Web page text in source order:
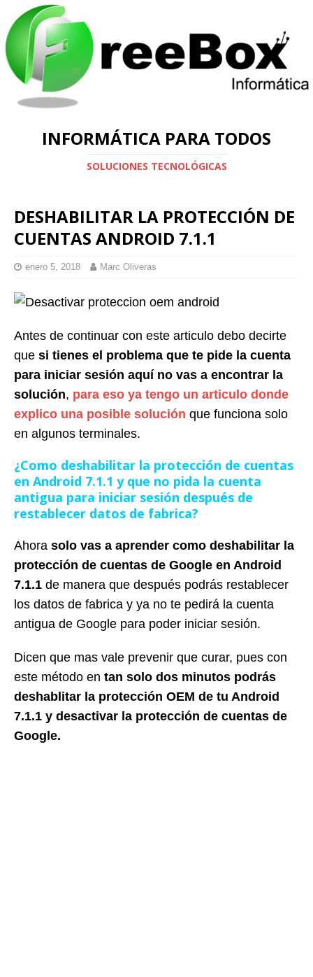
INFORMÁTICA PARA TODOS
SOLUCIONES TECNOLÓGICAS
DESHABILITAR LA PROTECCIÓN DE
CUENTAS ANDROID 7.1.1
enero 5, 2018 Marc Oliveras
Antes de continuar con este articulo debo decirte
que si tienes el problema que te pide la cuenta
para iniciar sesión aquí no vas a encontrar la
solución, para eso ya tengo un articulo donde
explico una posible solución que funciona solo
en algunos terminales.
¿Como deshabilitar la protección de cuentas
en Android 7.1.1 y que no pida la cuenta
antigua para iniciar sesión después de
restablecer datos de fabrica?
Ahora solo vas a aprender como deshabilitar la
protección de cuentas de Google en Android
7.1.1 de manera que después podrás restablecer
los datos de fabrica y ya no te pedirá la cuenta
antigua de Google para poder iniciar sesión.
Dicen que mas vale prevenir que curar, pues con
este método en tan solo dos minutos podrás
deshablitar la protección OEM de tu Android
7.1.1 y desactivar la protección de cuentas de
Google.